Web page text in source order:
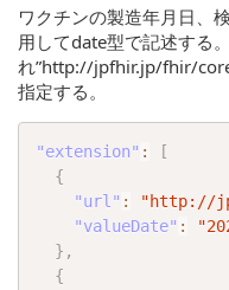
ワクチンの製造年月日、
用してdate型で記述する
れ”http://jpfhir.jp/fhir/
指定する。
"extension" :
[
{
"url" :
"http://
"valueDate" :
} ,
{